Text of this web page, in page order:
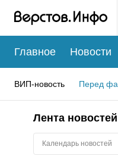
Главное Новости
ВИП-новость Перед
Лента новостей
Календарь новостей